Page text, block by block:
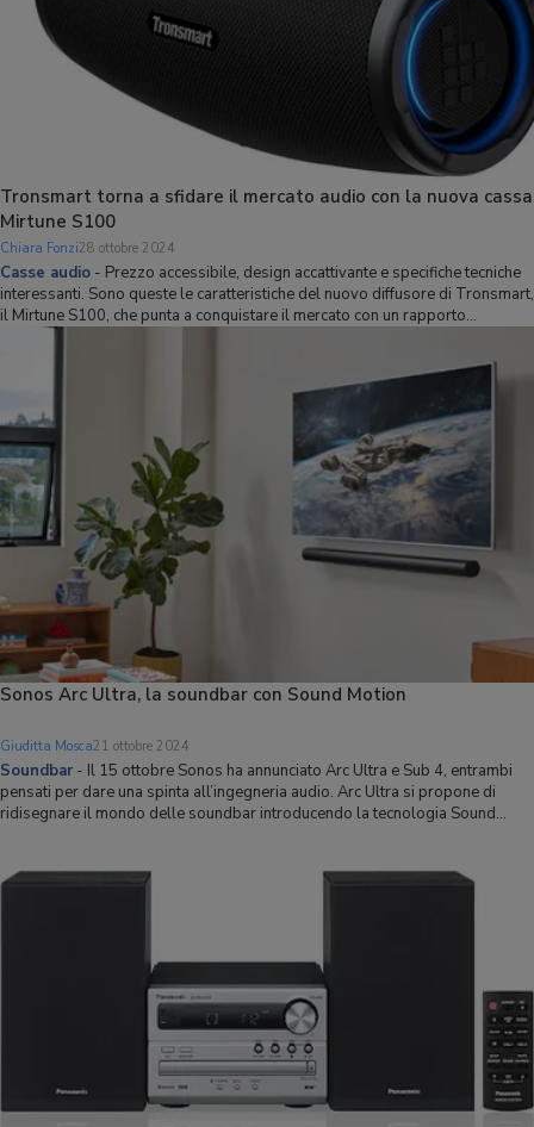
Tronsmart torna a sfidare il mercato audio con la nuova cassa
Mirtune S100
Chiara Fonzi28 ottobre 2024
Casse audio - Prezzo accessibile, design accattivante e specifiche tecniche
interessanti. Sono queste le caratteristiche del nuovo diffusore di Tronsmart,
il Mirtune S100, che punta a conquistare il mercato con un rapporto
Sonos Arc Ultra, la soundbar con Sound Motion
Giuditta Mosca21 ottobre 2024
Soundbar - Il 15 ottobre Sonos ha annunciato Arc Ultra e Sub 4, entrambi
pensati per dare una spinta all’ingegneria audio. Arc Ultra si propone di
ridisegnare il mondo delle soundbar introducendo la tecnologia Sound